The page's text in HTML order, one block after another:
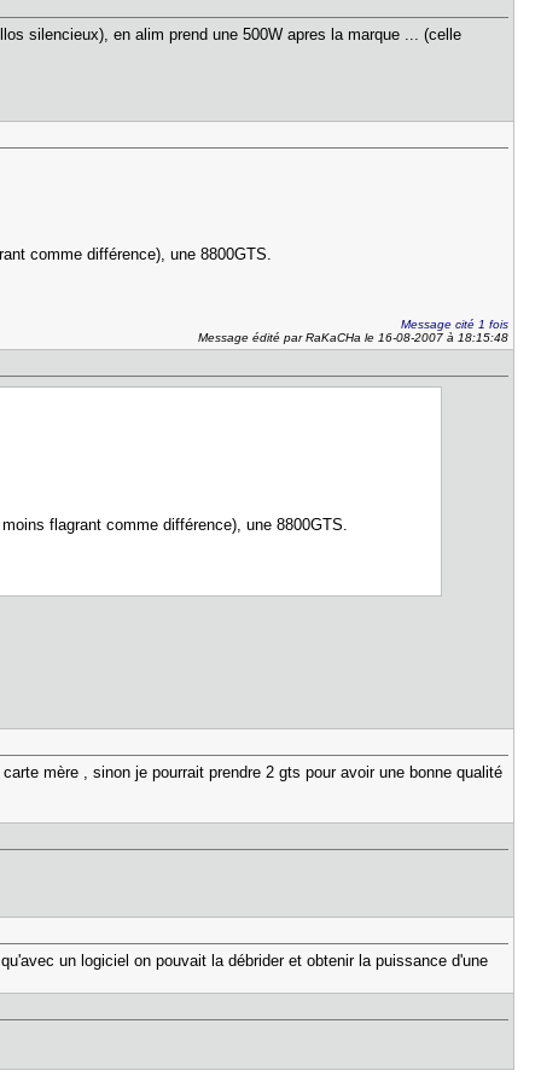
silencieux), en alim prend une 500W apres la marque ... (celle
comme différence), une 8800GTS.
Message cité 1 fois
Message édité par RaKaCHa le 16-08-2007 à 18:15:48
flagrant comme différence), une 8800GTS.
mère , sinon je pourrait prendre 2 gts pour avoir une bonne qualité
un logiciel on pouvait la débrider et obtenir la puissance d'une